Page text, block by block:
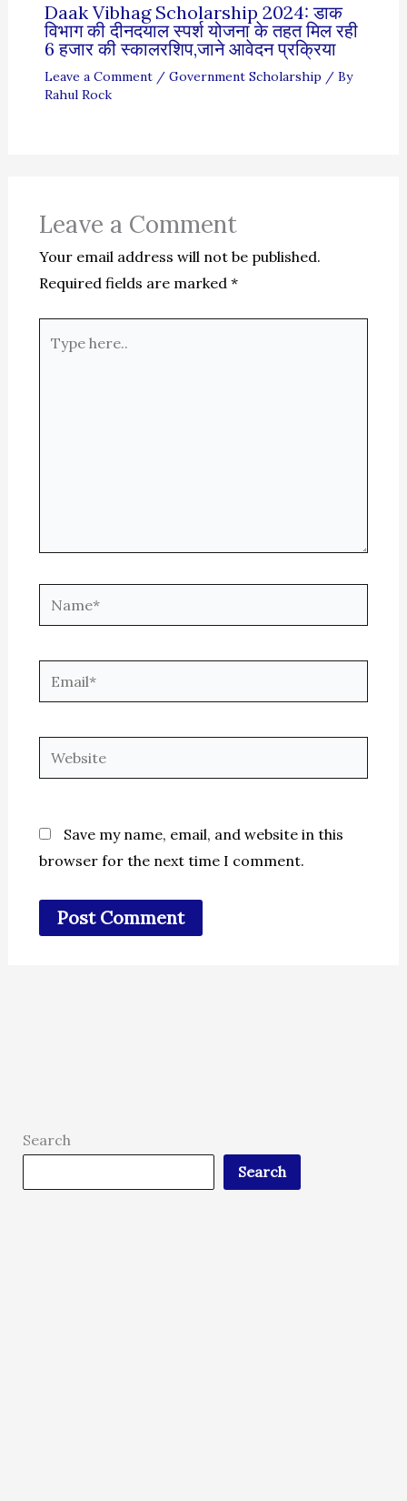
Daak Vibhag Scholarship 2024: डाक
विभाग की दीनदयाल स्पर्श योजना के तहत मिल रही
6 हजार की स्कालरशिप,जाने आवेदन प्रक्रिया
Leave a Comment / Government Scholarship / By
Rahul Rock
Leave a Comment
Your email address will not be published.
Required fields are marked *
here..
Name*
Email*
Website
Save my name, email, and website in this
browser for the next time I comment.
Search
Search